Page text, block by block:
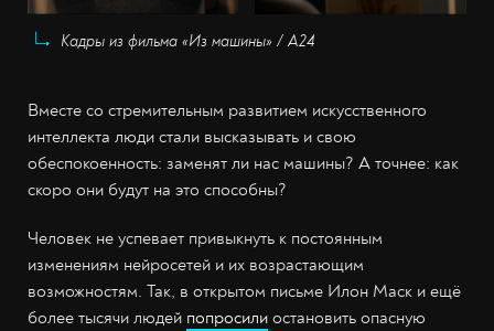
Кадры из фильма «Из машины» / A24
Вместе со стремительным развитием искусственного
интеллекта люди стали высказывать и свою
обеспокоенность: заменят ли нас машины? А точнее: как
скоро они будут на это способны?
Человек не успевает привыкнуть к постоянным
изменениям нейросетей и их возрастающим
возможностям. Так, в открытом письме Илон Маск и ещё
более тысячи людей попросили остановить опасную